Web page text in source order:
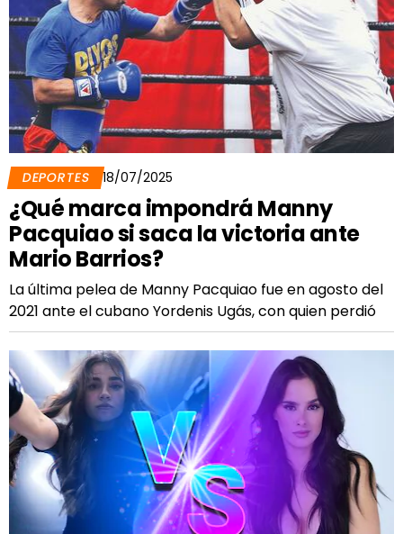
DEPORTES 18/07/2025
¿Qué marca impondrá Manny
Pacquiao si saca la victoria ante
Mario Barrios?
La última pelea de Manny Pacquiao fue en agosto del
2021 ante el cubano Yordenis Ugás, con quien perdió